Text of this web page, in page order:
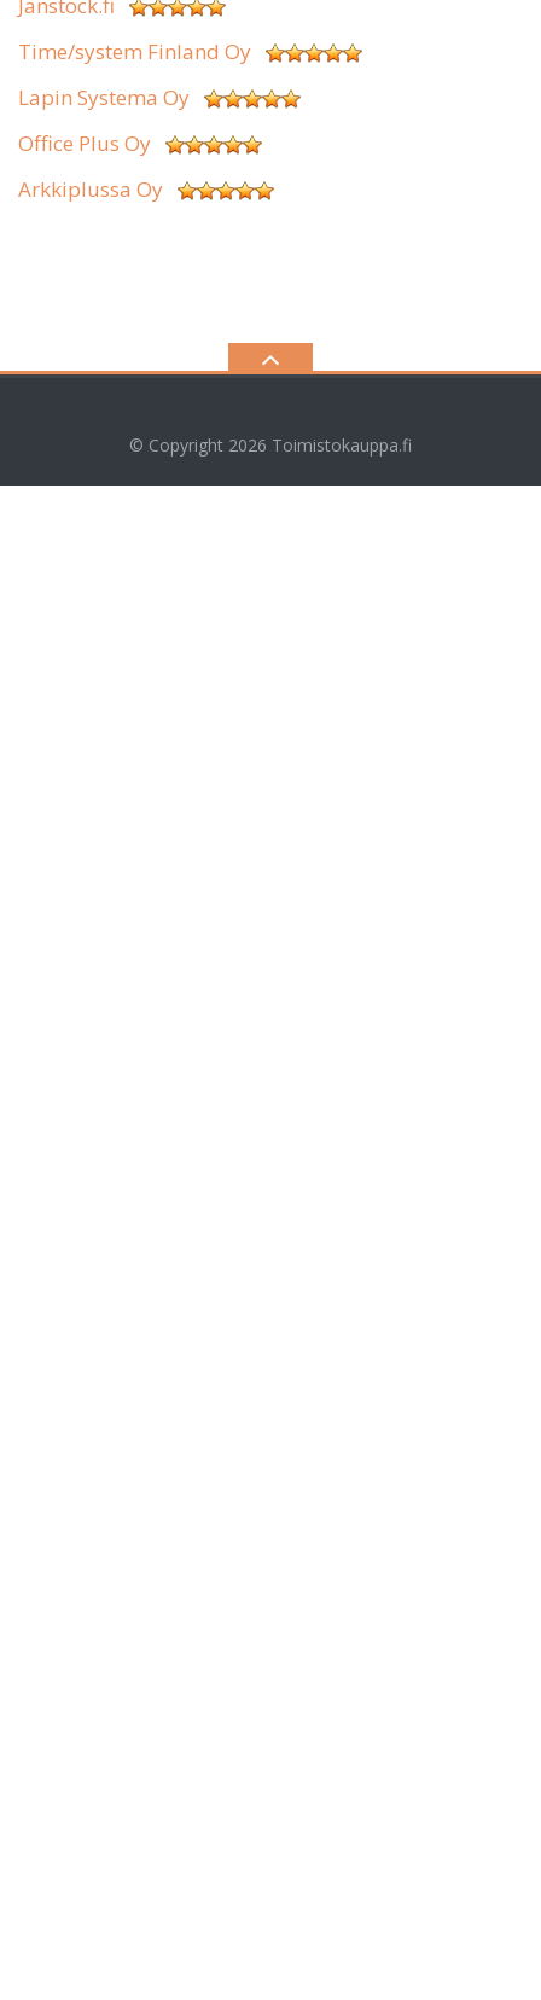
Time/system Finland Oy
Lapin Systema Oy
Office Plus Oy
Arkkiplussa Oy
© Copyright 2026 Toimistokauppa.fi